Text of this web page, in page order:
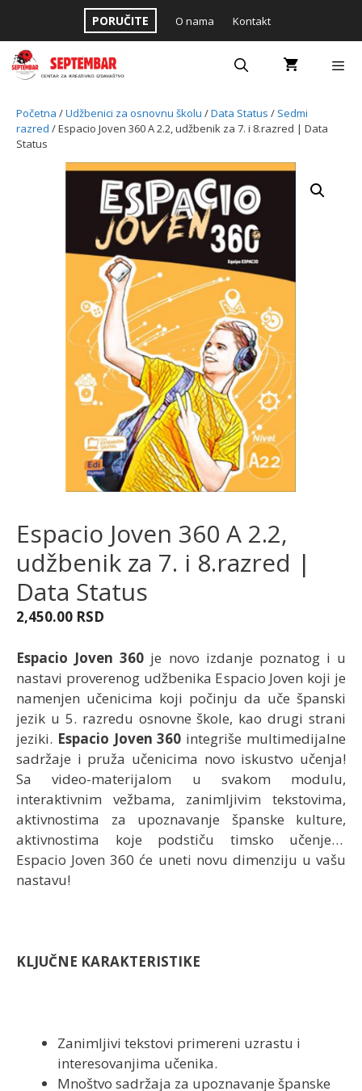
content
PORUČITE O nama Kontakt
Početna /Udžbenici za osnovnu školu /Data Status / Sedmi
razred / Espacio Joven 360 A 2.2, udžbenik za 7. i 8.razred | Data
Status
Espacio Joven 360 A 2.2,
udžbenik za 7. i 8.razred |
Data Status
2,450.00 RSD
Espacio Joven 360 je novo izdanje poznatog i u
nastavi proverenog udžbenika Espacio Joven koji je
namenjen učenicima koji počinju da uče španski
jezik u 5. razredu osnovne škole, kao drugi strani
jeziki. Espacio Joven 360 integriše multimedijalne
sadržaje i pruža učenicima novo iskustvo učenja!
Sa video-materijalom u svakom modulu,
interaktivnim vežbama, zanimljivim tekstovima,
aktivnostima za upoznavanje španske kulture,
aktivnostima koje podstiču timsko učenje…
Espacio Joven 360 će uneti novu dimenziju u vašu
nastavu!
KLJUČNE KARAKTERISTIKE
Zanimljivi tekstovi primereni uzrastu i
interesovanjima učenika.
Mnoštvo sadržaja za upoznavanje španske